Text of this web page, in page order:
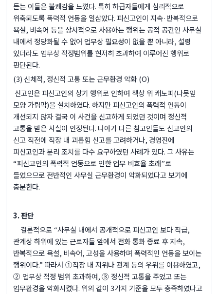
듣는 이들은 불쾌감을 느꼈다. 특히 하급자들에게 심리적으로
위축되도록 폭력적 언동을 일삼았다. 피신고인이 지속·반복적으로
욕설, 비속어 등을 상시적으로 사용하는 행위는 공적 공간인 사무실
내에서 정당화될 수 없어 업무상 필요성이 없을 뿐 아니라,설령
있더라도 업무상 적정범위를 현저히 초과하여 이루어진 행위로
판단된다.
(3) 신체적, 정신적 고통 또는 근무환경 악화 (O)
신고인은 피신고인의 상기 행위로 인하여 책상 위 캐노피(나뭇잎
모양 가림막)을 설치하였다.하지만 피신고인의 폭력적 언동이
개선되지 않자 결국 이 사건을 신고하게 되었던 것이며 정신적
고통을 받은 사실이 인정된다. 나아가 다른 참고인들도 신고인의
신고 직전에 직장 내 괴롭힘 신고를 고려하거나, 경영진에
피신고인과 분리 조치를 다수 요구하였던 사례가 있다. 그 사유는
“피신고인의 폭력적 언동으로 인한 업무 비효율 초래”로
들었으므로 전반적인 사무실 근무환경이 악화되었다고 보기에
충분한다.
3.판단
결론적으로“사무실 내에서 공개적으로 피신고인 보다 직급,
관계상 하위에 있는 근로자들 앞에서 전화 통화 종료 후 지속,
반복적으로 욕설, 비속어,고성을 사용하며 폭력적인 언동을 보이는
행위이다.” 따라서 ①직장 내 지위나 관계 등의 우위를 이용하였고,
② 업무상 적정 범위 초과하여,③ 정신적 고통을 주었고 또는
업무환경을 악화시켰다. 위의 같이3가지 기준을 모두 충족하였다고